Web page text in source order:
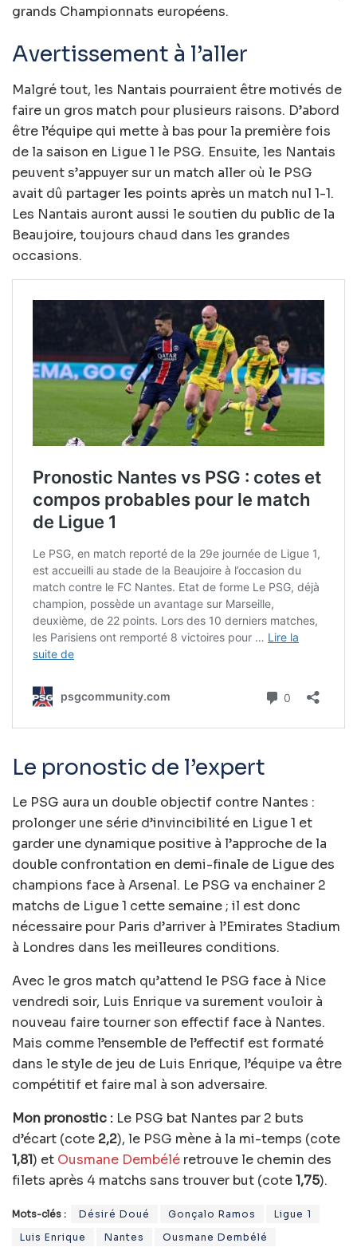
grands Championnats européens.
Avertissement à l’aller
Malgré tout, les Nantais pourraient être motivés de
faire un gros match pour plusieurs raisons. D’abord
être l’équipe qui mette à bas pour la première fois
de la saison en Ligue 1 le PSG. Ensuite, les Nantais
peuvent s’appuyer sur un match aller où le PSG
avait dû partager les points après un match nul 1-1.
Les Nantais auront aussi le soutien du public de la
Beaujoire, toujours chaud dans les grandes
occasions.
Le pronostic de l’expert
Le PSG aura un double objectif contre Nantes :
prolonger une série d’invincibilité en Ligue 1 et
garder une dynamique positive à l’approche de la
double confrontation en demi-finale de Ligue des
champions face à Arsenal. Le PSG va enchainer 2
matchs de Ligue 1 cette semaine ; il est donc
nécessaire pour Paris d’arriver à l’Emirates Stadium
à Londres dans les meilleures conditions.
Avec le gros match qu’attend le PSG face à Nice
vendredi soir, Luis Enrique va surement vouloir à
nouveau faire tourner son effectif face à Nantes.
Mais comme l’ensemble de l’effectif est formaté
dans le style de jeu de Luis Enrique, l’équipe va être
compétitif et faire mal à son adversaire.
Mon pronostic : Le PSG bat Nantes par 2 buts
d’écart (cote 2,2), le PSG mène à la mi-temps (cote
1,81) et Ousmane Dembélé retrouve le chemin des
filets après 4 matchs sans trouver but (cote1,75).
Mots-clés : Désiré Doué Gonçalo Ramos
Ligue 1
Luis Enrique
Nantes Ousmane Dembélé